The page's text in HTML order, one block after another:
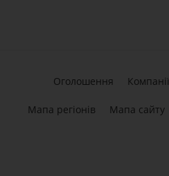
Оголошення Компанії
Мапа регіонів Мапа сайту